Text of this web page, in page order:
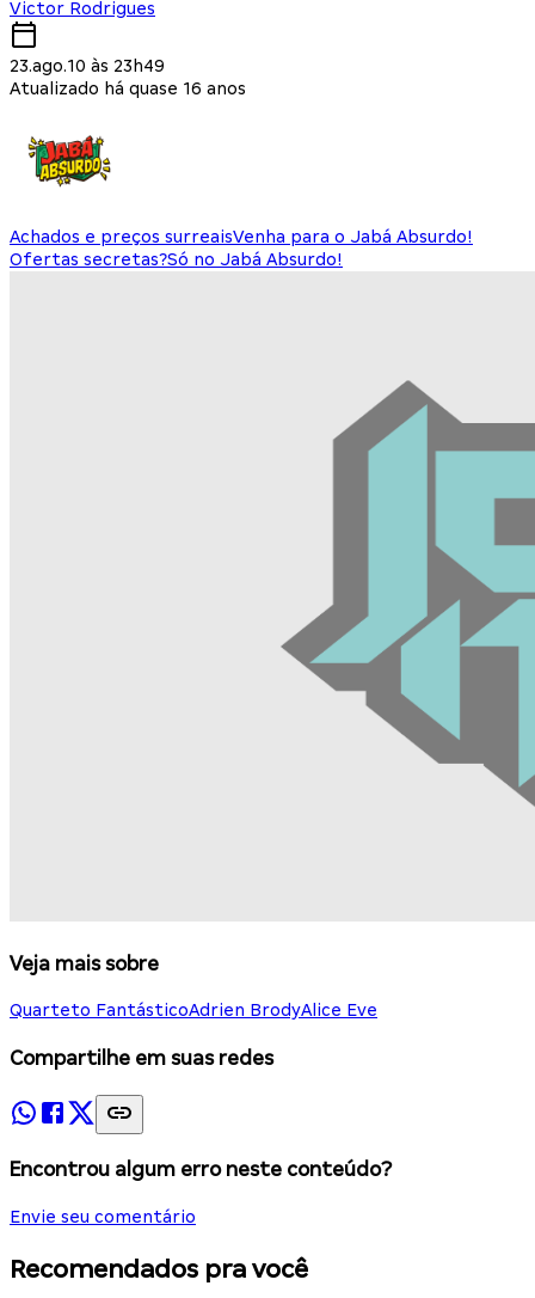
Victor Rodrigues
23.ago.10 às 23h49
Atualizado há quase 16 anos
Achados e preços surreaisVenha para o Jabá Absurdo!
Ofertas secretas?Só no Jabá Absurdo!
Veja mais sobre
Quarteto FantásticoAdrien BrodyAlice Eve
Compartilhe em suas redes
Encontrou algum erro neste conteúdo?
Envie seu comentário
Recomendados pra você